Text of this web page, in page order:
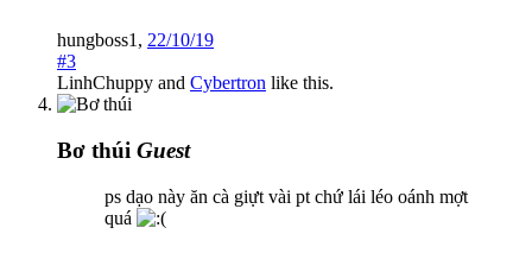
hungboss1 , 22/10/19
#3
LinhChuppy and Cybertron like this.
Bơ thúi Guest
ps dạo này ăn cà giựt vài pt chứ lái léo oánh mợt
quá